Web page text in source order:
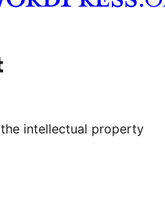
channel
our Tumblr account
intellectual property